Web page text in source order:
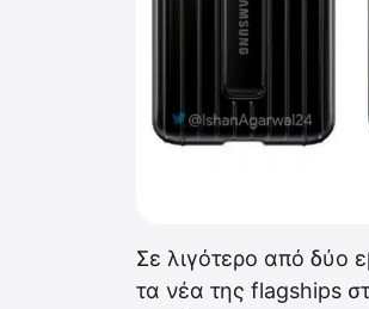
Σε λιγότερο από δύο
τα νέα της flagships